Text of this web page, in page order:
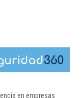
en empresas